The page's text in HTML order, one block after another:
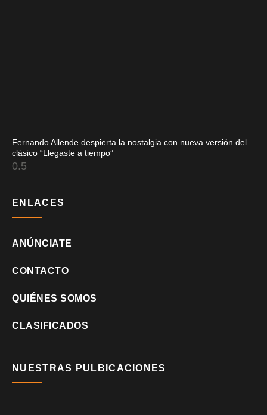
Fernando Allende despierta la nostalgia con nueva versión del
clásico “Llegaste a tiempo”
ENLACES
ANÚNCIATE
CONTACTO
QUIÉNES SOMOS
CLASIFICADOS
NUESTRAS PULBICACIONES